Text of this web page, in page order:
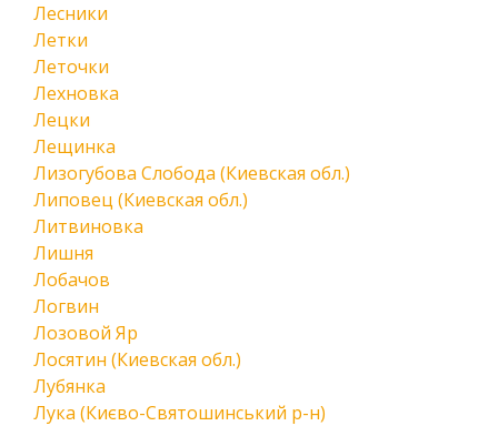
Лесники
Летки
Леточки
Лехновка
Лецки
Лещинка
Лизогубова Слобода (Киевская обл.)
Липовец (Киевская обл.)
Литвиновка
Лишня
Лобачов
Логвин
Лозовой Яр
Лосятин (Киевская обл.)
Лубянка
Лука (Києво-Святошинський р-н)